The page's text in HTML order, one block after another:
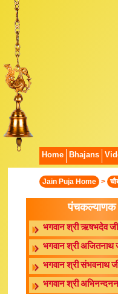
Home Bhajans
Jain Puja Home >
पंचकल्याणक
भगवान श्री ऋषभदेव जी
भगवान श्री अजितनाथ
भगवान श्री संभवनाथ
भगवान श्री